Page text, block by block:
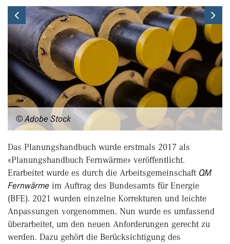
© Adobe Stock
Previous
Das Planungshandbuch wurde erstmals 2017 als
«Planungshandbuch Fernwärme» veröffentlicht.
Erarbeitet wurde es durch die Arbeitsgemeinschaft QM
Fernwärme im Auftrag des Bundesamts für Energie
(BFE). 2021 wurden einzelne Korrekturen und leichte
Anpassungen vorgenommen. Nun wurde es umfassend
überarbeitet, um den neuen Anforderungen gerecht zu
werden. Dazu gehört die Berücksichtigung des